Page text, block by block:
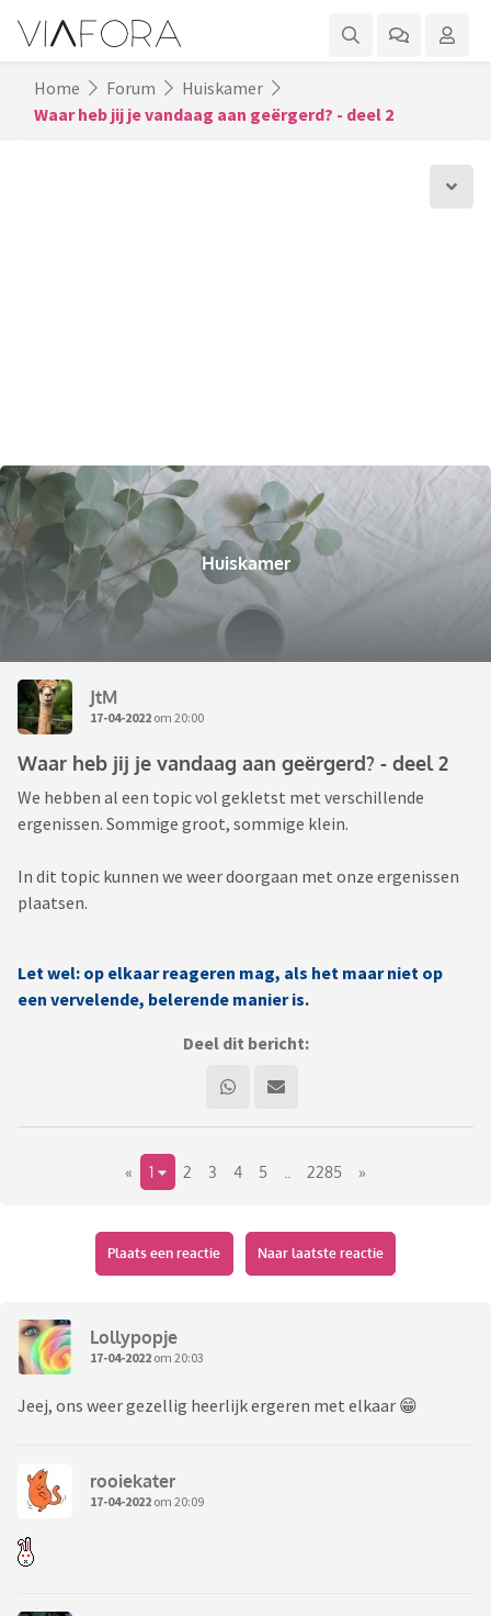
Home Forum
Huiskamer
Waar heb jij je vandaag aan geërgerd? - deel 2
Huiskamer
JtM
17-04-2022 om 20:00
Waar heb jij je vandaag aan geërgerd? - deel 2
We hebben al een topic vol gekletst met verschillende
ergenissen. Sommige groot, sommige klein.
In dit topic kunnen we weer doorgaan met onze ergenissen
plaatsen.
Let wel: op elkaar reageren mag, als het maar niet op
een vervelende, belerende manier is.
Deel dit bericht:
« 1 2 3 4 5 2285 »
Plaats een reactie Naar laatste reactie
Lollypopje
17-04-2022 om 20:03
Jeej, ons weer gezellig heerlijk ergeren met elkaar 😁
rooiekater
17-04-2022 om 20:09